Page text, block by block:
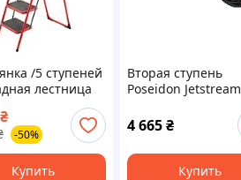
/5 ступеней
лестница
37×26 см
переносная
₴
-50%
Купить
Вторая ступень
Poseidon Jetstream
4 665₴
Купить